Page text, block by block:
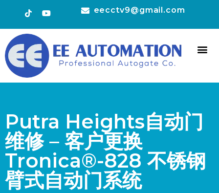
eecctv9@gmail.com
Putra Heights自动门
维修 – 客户更换
Tronica®-828 不锈钢
臂式自动门系统